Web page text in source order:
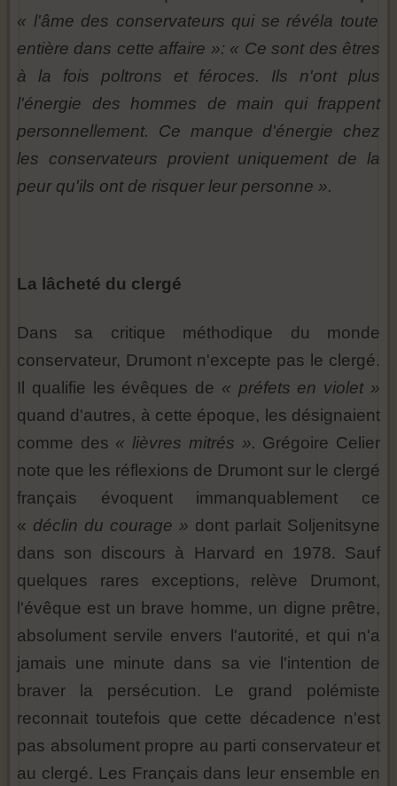
« l'âme des conservateurs qui se révéla toute
entière dans cette affaire »: « Ce sont des êtres
à la fois poltrons et féroces. Ils n'ont plus
l'énergie des hommes de main qui frappent
personnellement. Ce manque d'énergie chez
les conservateurs provient uniquement de la
peur qu'ils ont de risquer leur personne ».
La lâcheté du clergé
Dans sa critique méthodique du monde
conservateur, Drumont n'excepte pas le clergé.
Il qualifie les évêques de « préfets en violet »
quand d'autres, à cette époque, les désignaient
comme des « lièvres mitrés ». Grégoire Celier
note que les réflexions de Drumont sur le clergé
français évoquent immanquablement ce
« déclin du courage » dont parlait Soljenitsyne
dans son discours à Harvard en 1978. Sauf
quelques rares exceptions, relève Drumont,
l'évêque est un brave homme, un digne prêtre,
absolument servile envers l'autorité, et qui n'a
jamais une minute dans sa vie l'intention de
braver la persécution. Le grand polémiste
reconnait toutefois que cette décadence n'est
pas absolument propre au parti conservateur et
au clergé. Les Français dans leur ensemble en